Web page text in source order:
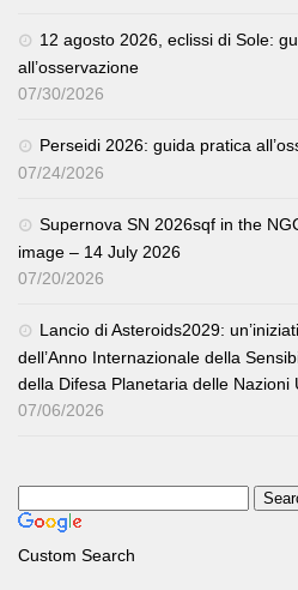
12 agosto 2026, eclissi di Sole:
all’osservazione
07/30/2026
Perseidi 2026: guida pratica
07/24/2026
Supernova SN 2026sqf in the
image – 14 July 2026
07/20/2026
Lancio di Asteroids2029:
dell’Anno Internazionale della
della Difesa Planetaria delle Nazioni
07/06/2026
Custom Search